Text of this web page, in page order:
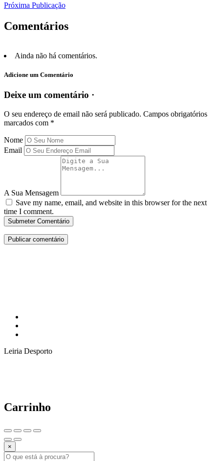
Próxima Publicação
Comentários
Ainda não há comentários.
Adicione um Comentário
Deixe um comentário ·
O seu endereço de email não será publicado. Campos obrigatórios
marcados com *
Nome
Email
A Sua Mensagem
Save my name, email, and website in this browser for the next
time I comment.
Submeter Comentário
Leiria Desporto
Carrinho
×